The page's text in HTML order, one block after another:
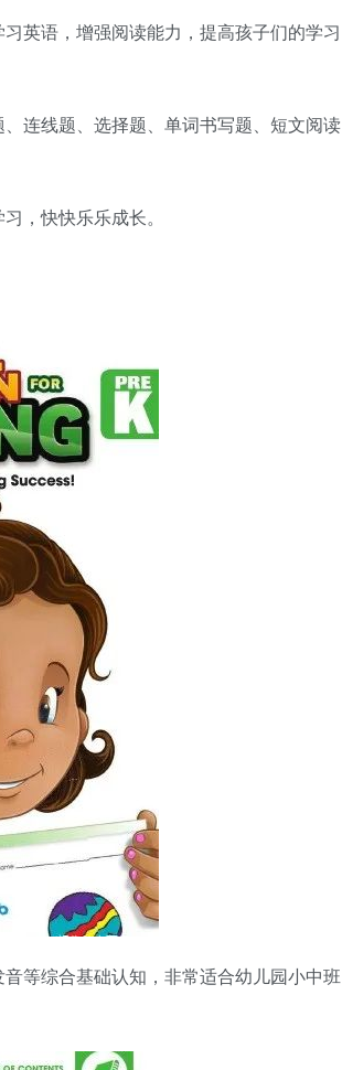
英语，增强阅读能力，提高孩子们的学习
连线题、选择题、单词书写题、短文阅读
，快快乐乐成长。
等综合基础认知，非常适合幼儿园小中班